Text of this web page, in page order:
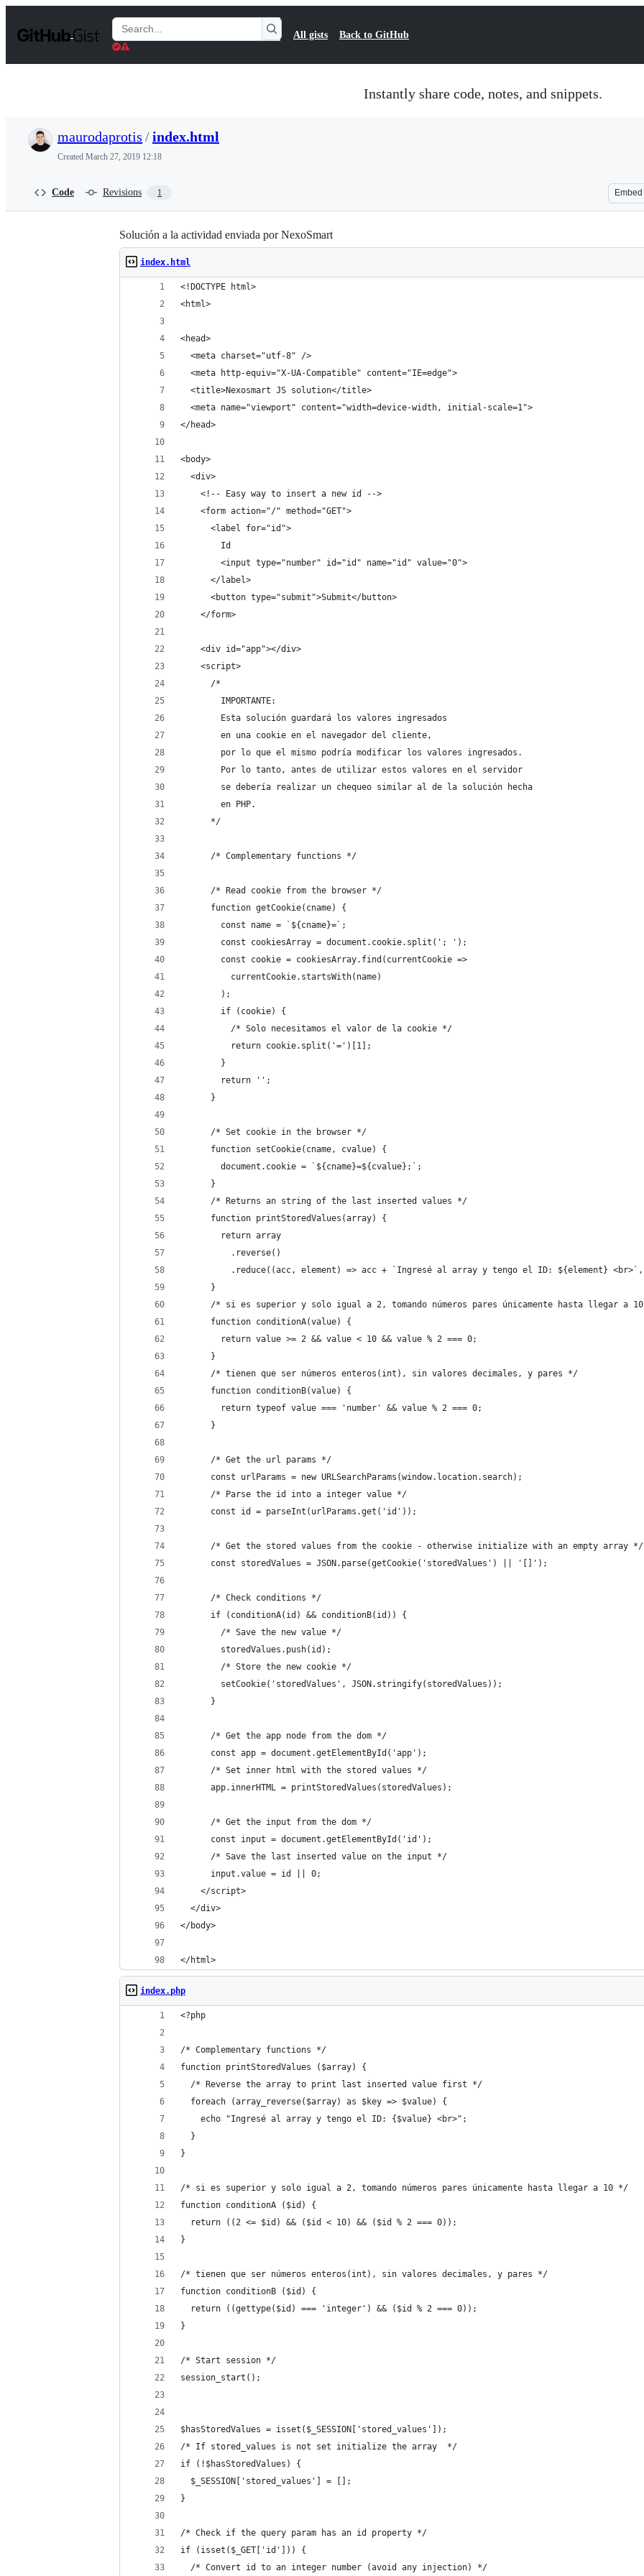
t
Search
Gists
All gists Back to GitHub
Instantly share code, notes, and snippets.
maurodaprotis /index.html
Created March 27, 2019 12:18
Code Revisions 1 Embed
Solución a la actividad enviada por NexoSmart
index.html
<!DOCTYPE html>
<html>
<head>
  <meta charset="utf-8" />
  <meta http-equiv="X-UA-Compatible" content="IE=edge">
  <title>Nexosmart JS solution</title>
  <meta name="viewport" content="width=device-width, initial-scale=1">
</head>
<body>
  <div>
    <!-- Easy way to insert a new id -->
    <form action="/" method="GET">
      <label for="id">
        Id
        <input type="number" id="id" name="id" value="0">
      </label>
      <button type="submit">Submit</button>
    </form>
    <div id="app"></div>
    <script>
      /*
        IMPORTANTE:
        Esta solución guardará los valores ingresados
        en una cookie en el navegador del cliente,
        por lo que el mismo podría modificar los valores ingresados.
        Por lo tanto, antes de utilizar estos valores en el servidor
        se debería realizar un chequeo similar al de la solución hecha
        en PHP.
      */
      /* Complementary functions */
      /* Read cookie from the browser */
      function getCookie(cname) {
        const name = `${cname}=`;
        const cookiesArray = document.cookie.split('; ');
        const cookie = cookiesArray.find(currentCookie =>
          currentCookie.startsWith(name)
        );
        if (cookie) {
          /* Solo necesitamos el valor de la cookie */
          return cookie.split('=')[1];
        }
        return '';
      }
      /* Set cookie in the browser */
      function setCookie(cname, cvalue) {
        document.cookie = `${cname}=${cvalue};`;
      }
      /* Returns an string of the last inserted values */
      function printStoredValues(array) {
        return array
          .reverse()
.reduce((acc, element) => acc + `Ingresé al array y tengo el ID: ${element}
      }
/* si es superior y solo igual a 2, tomando números pares únicamente hasta llegar a
      function conditionA(value) {
        return value >= 2 && value < 10 && value % 2 === 0;
      }
      /* tienen que ser números enteros(int), sin valores decimales, y pares */
      function conditionB(value) {
        return typeof value === 'number' && value % 2 === 0;
      }
      /* Get the url params */
      const urlParams = new URLSearchParams(window.location.search);
      /* Parse the id into a integer value */
      const id = parseInt(urlParams.get('id'));
      /* Get the stored values from the cookie - otherwise initialize with an empty array */
      const storedValues = JSON.parse(getCookie('storedValues') || '[]');
      /* Check conditions */
      if (conditionA(id) && conditionB(id)) {
        /* Save the new value */
        storedValues.push(id);
        /* Store the new cookie */
        setCookie('storedValues', JSON.stringify(storedValues));
      }
      /* Get the app node from the dom */
      const app = document.getElementById('app');
      /* Set inner html with the stored values */
      app.innerHTML = printStoredValues(storedValues);
      /* Get the input from the dom */
      const input = document.getElementById('id');
      /* Save the last inserted value on the input */
      input.value = id || 0;
    </script>
  </div>
</body>
</html>
index.php
<?php
/* Complementary functions */
function printStoredValues ($array) {
  /* Reverse the array to print last inserted value first */
  foreach (array_reverse($array) as $key => $value) {
    echo "Ingresé al array y tengo el ID: {$value} <br>";
  }
}
/* si es superior y solo igual a 2, tomando números pares únicamente hasta llegar a 10 */
function conditionA ($id) {
  return ((2 <= $id) && ($id < 10) && ($id % 2 === 0));
}
/* tienen que ser números enteros(int), sin valores decimales, y pares */
function conditionB ($id) {
  return ((gettype($id) === 'integer') && ($id % 2 === 0));
}
/* Start session */
session_start();
$hasStoredValues = isset($_SESSION['stored_values']);
/* If stored_values is not set initialize the array  */
if (!$hasStoredValues) {
  $_SESSION['stored_values'] = [];
}
/* Check if the query param has an id property */
if (isset($_GET['id'])) {
  /* Convert id to an integer number (avoid any injection) */